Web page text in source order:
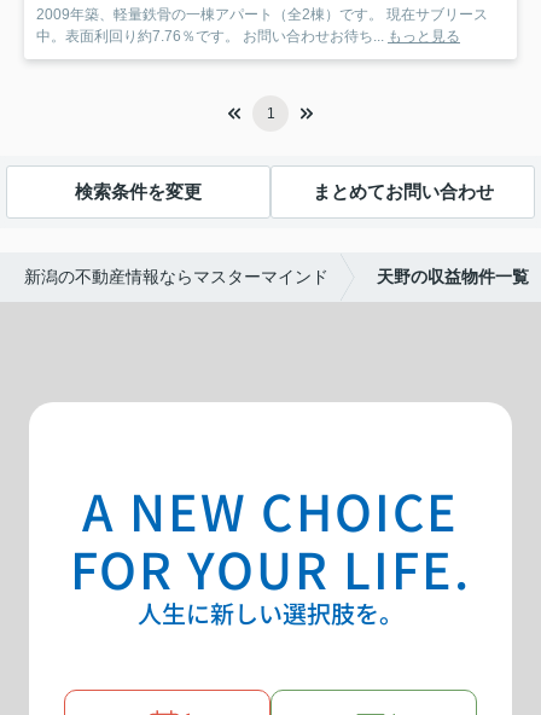
2009年築、軽量鉄骨の一棟アパート（全2棟）です。 現在サブリース
中。表面利回り約7.76％です。 お問い合わせお待ち...
もっと見る
1
検索条件を変更 まとめてお問い合わせ
新潟の不動産情報ならマスターマインド 天野の収益物件一覧
A NEW CHOICE
FOR YOUR LIFE.
人生に新しい選択肢を。